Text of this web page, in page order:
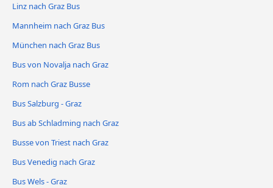
Linz nach Graz Bus
Mannheim nach Graz Bus
München nach Graz Bus
Bus von Novalja nach Graz
Rom nach Graz Busse
Bus Salzburg - Graz
Bus ab Schladming nach Graz
Busse von Triest nach Graz
Bus Venedig nach Graz
Bus Wels - Graz